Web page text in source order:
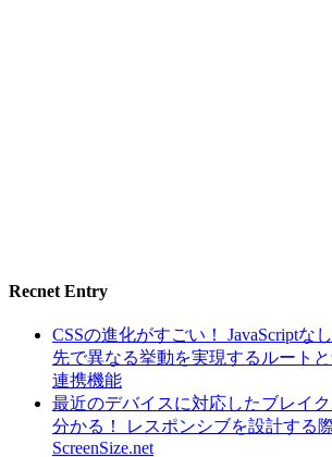
Recnet Entry
CSSの進化がすごい！ JavaScriptな
先で異なる挙動を実現するルート
連携機能
最近のデバイスに対応したブレイ
分かる！ レスポンシブを設計する
ScreenSize.net